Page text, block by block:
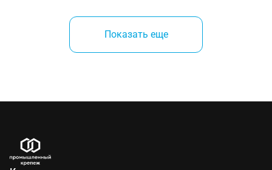
Биметаллические вольфрамовые полотна для всех
видов работы по металлу керамике. Существует три
вида полотен:18,24 и 32 зуба на дюйм.
Показать еще